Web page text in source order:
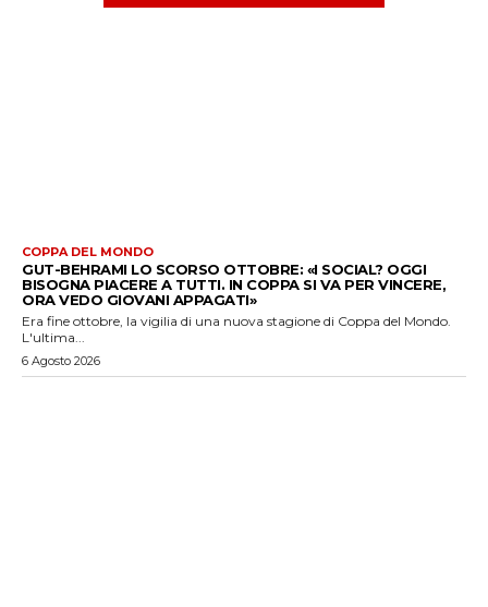
COPPA DEL MONDO
GUT-BEHRAMI LO SCORSO OTTOBRE: «I SOCIAL? OGGI
BISOGNA PIACERE A TUTTI. IN COPPA SI VA PER VINCERE,
ORA VEDO GIOVANI APPAGATI»
Era fine ottobre, la vigilia di una nuova stagione di Coppa del Mondo.
L'ultima...
6 Agosto 2026